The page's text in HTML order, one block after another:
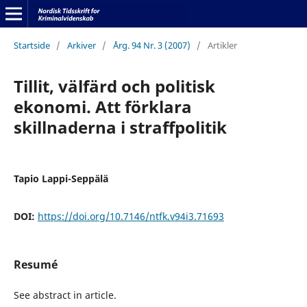
Startside / Arkiver / Årg. 94 Nr. 3 (2007) / Artikler
Tillit, välfärd och politisk
ekonomi. Att förklara
skillnaderna i straffpolitik
Tapio Lappi-Seppälä
DOI: https://doi.org/10.7146/ntfk.v94i3.71693
Resumé
See abstract in article.